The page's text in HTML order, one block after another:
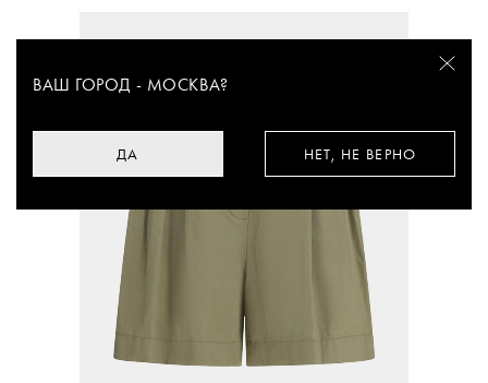
ВАШ ГОРОД - МОСКВА?
ДА НЕТ, НЕ ВЕРНО